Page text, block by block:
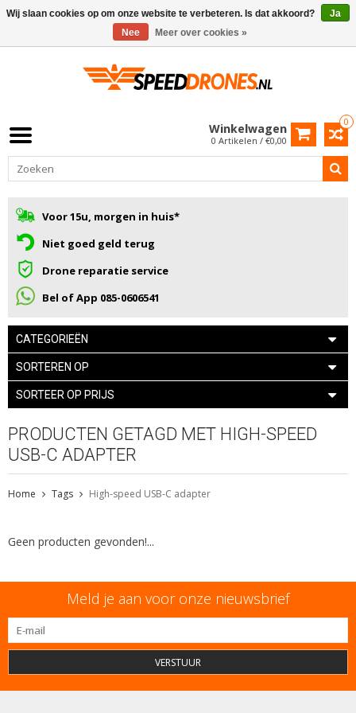
0
Winkelwagen
0 Artikelen / €0,00
Voor 15u, morgen in huis*
Niet goed geld terug
Drone reparatie service
Bel of App 085-0606541
CATEGORIEËN
SORTEREN OP
SORTEER OP PRIJS
PRODUCTEN GETAGD MET HIGH-SPEED
USB-C ADAPTER
Home Tags High-speed USB-C adapter
Geen producten gevonden!...
Meld je aan voor onze nieuwsbrief
VERSTUUR
Wij slaan cookies op om onze website te verbeteren. Is dat akkoord?
Ja
Nee
Meer over cookies »